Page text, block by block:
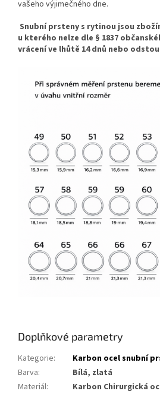
vašeho výjimečného dne.
Snubní prsteny s rytinou jsou
u kterého nelze dle § 1837
vrácení ve lhůtě 14 dnů nebo
Doplňkové parametry
Kategorie:
Karbon ocel snubní
Barva:
Bílá, zlatá
Materiál:
Karbon Chirurgická